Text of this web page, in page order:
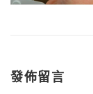
發佈留言